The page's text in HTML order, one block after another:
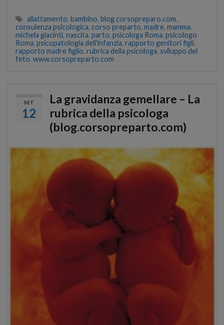
allattamento, bambino, blog.corsopreparo.com,
consulenza psicologica, corso preparto, madre, mamma,
michela giacinti, nascita, parto, psicologa Roma, psicologo
Roma, psicopatologia dell'infanzia, rapporto genitori figli,
rapporto madre figlio, rubrica della psicologa, sviluppo del
feto, www.corsopreparto.com
SET
12
La gravidanza gemellare – La
rubrica della psicologa
(blog.corsopreparto.com)